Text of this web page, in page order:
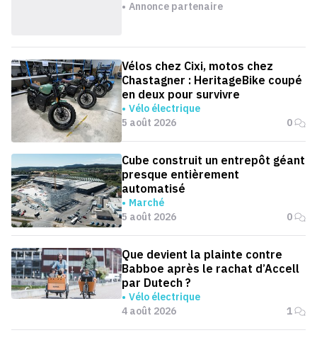
Annonce partenaire
Vélos chez Cixi, motos chez
Chastagner : HeritageBike coupé
en deux pour survivre
Vélo électrique
5 août 2026
0
Cube construit un entrepôt géant
presque entièrement
automatisé
Marché
5 août 2026
0
Que devient la plainte contre
Babboe après le rachat d’Accell
par Dutech ?
Vélo électrique
4 août 2026
1